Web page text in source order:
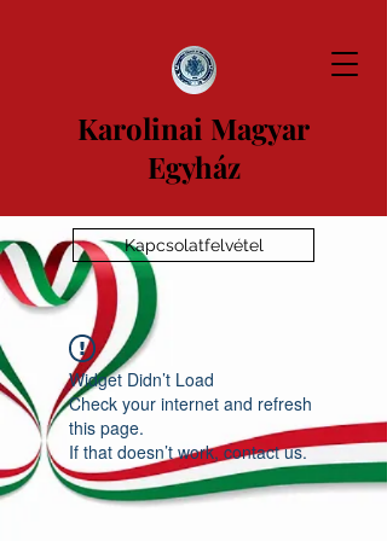
Karolinai Magyar
Egyház
Kapcsolatfelvétel
Widget Didn’t Load
Check your internet and refresh
this page.
If that doesn’t work, contact us.